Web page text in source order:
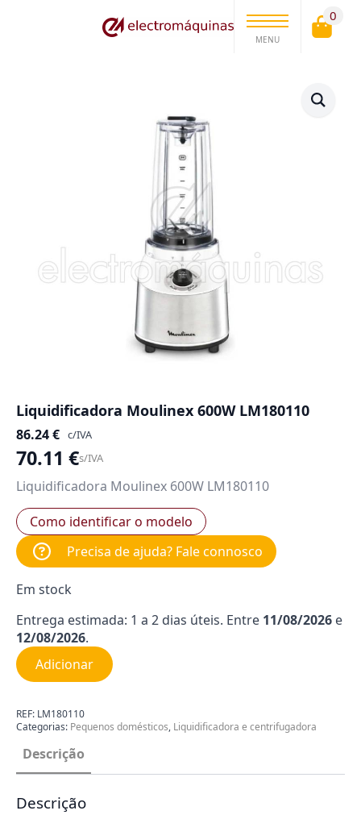
MENU
0
Liquidificadora Moulinex 600W LM180110
86.24€ c/IVA
70.11 €s/IVA
Liquidificadora Moulinex 600W LM180110
Como identificar o modelo
Precisa de ajuda? Fale connosco
Em stock
Entrega estimada: 1 a 2 dias úteis. Entre 11/08/2026 e
12/08/2026.
Adicionar
REF: LM180110
Categorias: Pequenos domésticos, Liquidificadora e centrifugadora
Descrição
Descrição